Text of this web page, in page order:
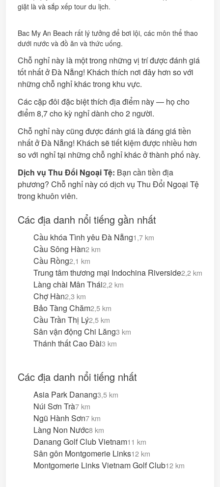
giặt là và sắp xếp tour du lịch.
Bac My An Beach rất lý tưởng để bơi lội, các môn thể thao
dưới nước và đồ ăn và thức uống.
Chỗ nghỉ này là một trong những vị trí được đánh giá
tốt nhất ở Đà Nẵng! Khách thích nơi đây hơn so với
những chỗ nghỉ khác trong khu vực.
Các cặp đôi đặc biệt thích địa điểm này — họ cho
điểm 8,7 cho kỳ nghỉ dành cho 2 người.
Chỗ nghỉ này cũng được đánh giá là đáng giá tiền
nhất ở Đà Nẵng! Khách sẽ tiết kiệm được nhiều hơn
so với nghỉ tại những chỗ nghỉ khác ở thành phố này.
Dịch vụ Thu Đổi Ngoại Tệ: Bạn cần tiền địa
phương? Chỗ nghỉ này có dịch vụ Thu Đổi Ngoại Tệ
trong khuôn viên.
Các địa danh nổi tiếng gần nhất
Cầu khóa Tình yêu Đà Nẵng1,7 km
Cầu Sông Hàn2 km
Cầu Rồng2,1 km
Trung tâm thương mại Indochina Riverside2,2 km
Làng chài Mân Thái2,2 km
Chợ Hàn2,3 km
Bảo Tàng Chăm2,5 km
Cầu Trần Thị Lý2,5 km
Sân vận động Chi Lăng3 km
Thánh thất Cao Đài3 km
Các địa danh nổi tiếng nhất
Asia Park Danang3,5 km
Núi Sơn Trà7 km
Ngũ Hành Sơn7 km
Làng Non Nước8 km
Danang Golf Club Vietnam11 km
Sân gôn Montgomerie Links12 km
Montgomerie Links Vietnam Golf Club12 km